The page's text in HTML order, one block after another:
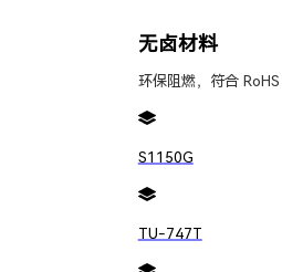
无卤材料
环保阻燃，符合
S1150G
TU-747T